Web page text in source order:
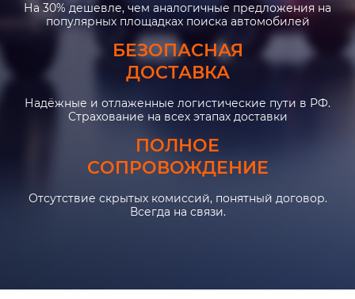
На 30% дешевле, чем аналогичные предложения на
популярных площадках поиска автомобилей
БЕЗОПАСНАЯ
ДОСТАВКА
Надёжные и отлаженные логистические пути в РФ.
Страхование на всех этапах доставки
ПОЛНОЕ
СОПРОВОЖДЕНИЕ
Отсутствие скрытых комиссий, понятный договор.
Всегда на связи.